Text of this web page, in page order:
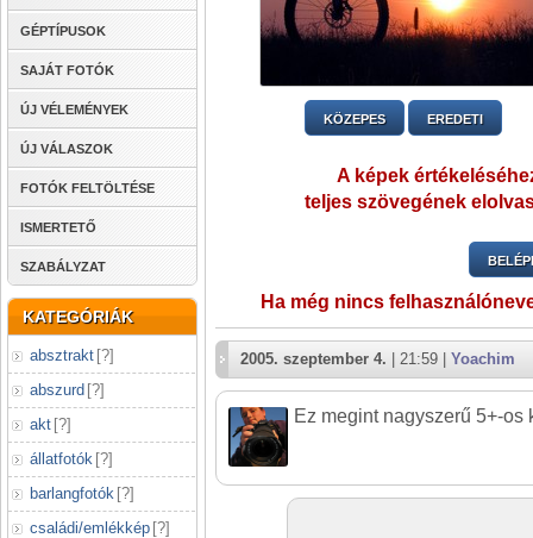
GÉPTÍPUSOK
SAJÁT FOTÓK
ÚJ VÉLEMÉNYEK
ÚJ VÁLASZOK
FOTÓK FELTÖLTÉSE
ISMERTETŐ
SZABÁLYZAT
KATEGÓRIÁK
absztrakt [?]
abszurd [?]
akt [?]
állatfotók [?]
barlangfotók [?]
családi/emlékkép [?]
KÖZEPES EREDETI
A képek
teljes szövegének
Ha még nincs
2005. szeptember 4. | 21:59 | Yoachim
Ez megint nagyszerű 5+-os